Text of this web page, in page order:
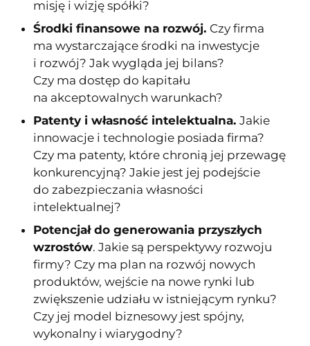
misję i wizję spółki?
Środki finansowe na rozwój. Czy firma
ma wystarczające środki na inwestycje
i rozwój? Jak wygląda jej bilans?
Czy ma dostęp do kapitału
na akceptowalnych warunkach?
Patenty i własność intelektualna. Jakie
innowacje i technologie posiada firma?
Czy ma patenty, które chronią jej przewagę
konkurencyjną? Jakie jest jej podejście
do zabezpieczania własności
intelektualnej?
Potencjał do generowania przyszłych
wzrostów. Jakie są perspektywy rozwoju
firmy? Czy ma plan na rozwój nowych
produktów, wejście na nowe rynki lub
zwiększenie udziału w istniejącym rynku?
Czy jej model biznesowy jest spójny,
wykonalny i wiarygodny?